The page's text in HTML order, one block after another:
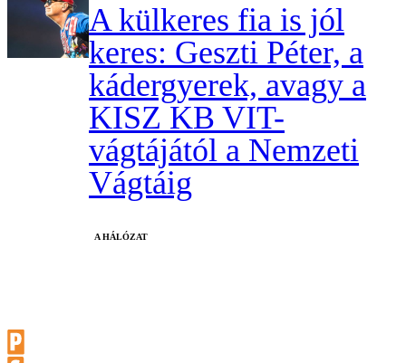
A külkeres fia is jól
keres: Geszti Péter, a
kádergyerek, avagy a
KISZ KB VIT-
vágtájától a Nemzeti
Vágtáig
A HÁLÓZAT